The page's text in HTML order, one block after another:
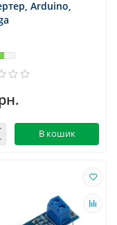
Arduino,
В кошик